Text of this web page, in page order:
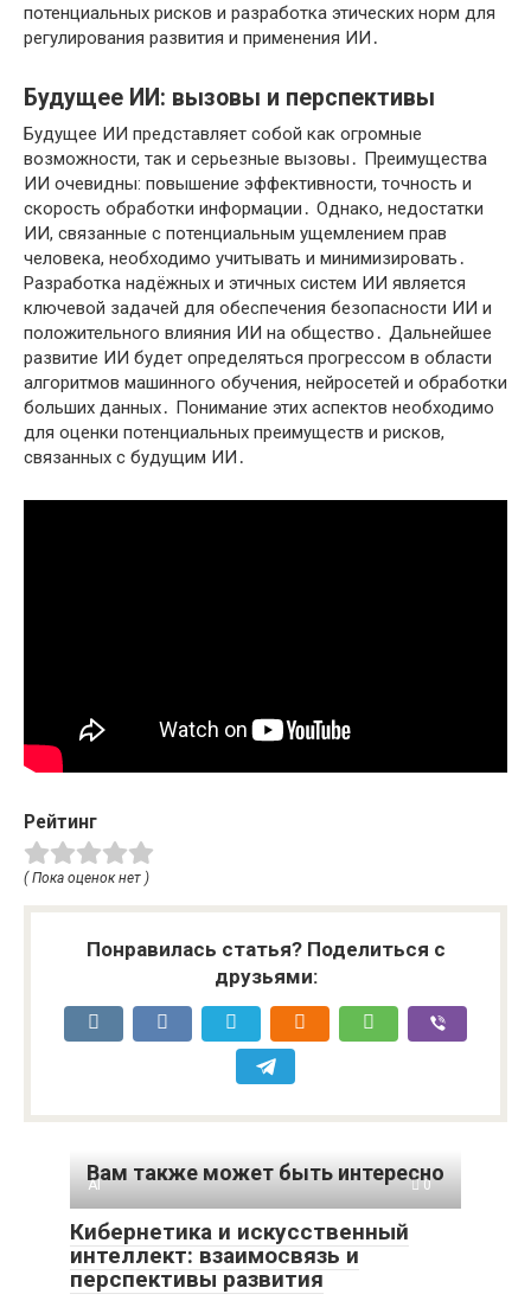
потенциальных рисков и разработка этических норм для
регулирования развития и применения ИИ․
Будущее ИИ: вызовы и перспективы
Будущее ИИ представляет собой как огромные
возможности, так и серьезные вызовы․ Преимущества
ИИ очевидны: повышение эффективности, точность и
скорость обработки информации․ Однако, недостатки
ИИ, связанные с потенциальным ущемлением прав
человека, необходимо учитывать и минимизировать․
Разработка надёжных и этичных систем ИИ является
ключевой задачей для обеспечения безопасности ИИ и
положительного влияния ИИ на общество․ Дальнейшее
развитие ИИ будет определяться прогрессом в области
алгоритмов машинного обучения, нейросетей и обработки
больших данных․ Понимание этих аспектов необходимо
для оценки потенциальных преимуществ и рисков,
связанных с будущим ИИ․
Рейтинг
( Пока оценок нет )
Понравилась статья? Поделиться с
друзьями:
Вам также может быть интересно
AI 0
Кибернетика и искусственный
интеллект: взаимосвязь и
перспективы развития